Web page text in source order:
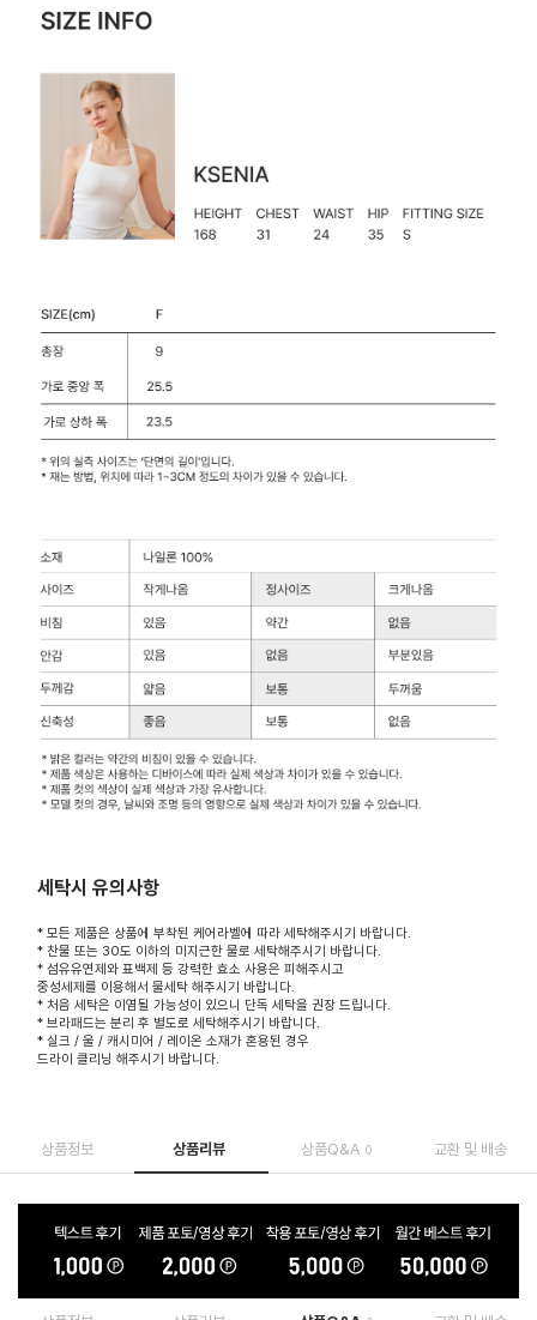
세탁시 유의사항
* 모든 제품은 상품에 부착된 케어라벨에 따라 세탁해주시기 바랍니다.
* 찬물 또는 30도 이하의 미지근한 물로 세탁해주시기 바랍니다.
* 섬유유연제와 표백제 등 강력한 효소 사용은 피해주시고
중성세제를 이용해서 물세탁 해주시기 바랍니다.
* 처음 세탁은 이염될 가능성이 있으니 단독 세탁을 권장 드립니다.
* 브라패드는 분리 후 별도로 세탁해주시기 바랍니다.
* 실크 / 울 / 캐시미어 / 레이온 소재가 혼용된 경우
드라이 클리닝 해주시기 바랍니다.
상품정보 상품리뷰 상품Q&A 0 교환 및 배송